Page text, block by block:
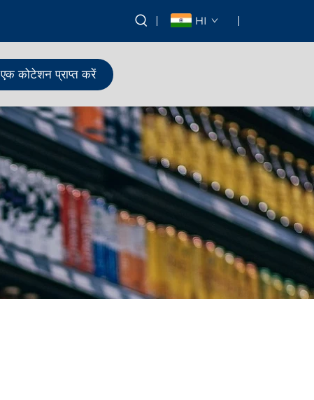
HI
एक कोटेशन प्राप्त करें